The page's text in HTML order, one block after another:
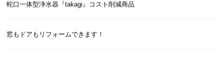
蛇口一体型浄水器『takagi』コスト削減商品
窓もドアもリフォームできます！